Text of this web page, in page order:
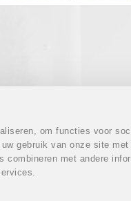
om functies voor
gebruik van onze site
combineren met andere